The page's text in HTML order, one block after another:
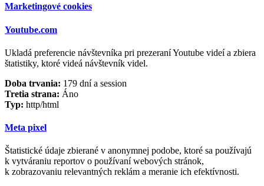
Marketingové cookies
Youtube.com
Ukladá preferencie návštevníka pri prezeraní Youtube videí a zbiera
štatistiky, ktoré videá návštevník videl.
Doba trvania: 179 dní a session
Tretia strana: Áno
Typ: http/html
Meta pixel
Štatistické údaje zbierané v anonymnej podobe, ktoré sa používajú
k vytváraniu reportov o používaní webových stránok,
k zobrazovaniu relevantných reklám a meranie ich efektívnosti.